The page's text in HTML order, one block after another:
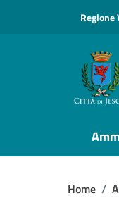
Regione
Home /